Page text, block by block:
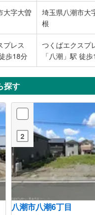
大字大曽
埼玉県八潮市大
根
プレス
歩18分
つくばエクスプ
「八潮」駅 徒
探す
2
八潮市八潮6丁目